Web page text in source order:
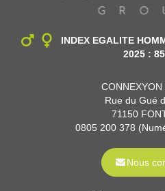
INDEX EGALITE
2025 :
CONNEXYON
Rue du Gué
71150
0805 200 378
Nous